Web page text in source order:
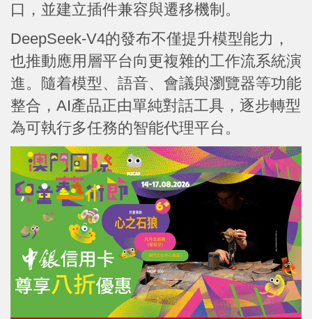
口，並建立插件兼容與遷移機制。
DeepSeek-V4的發布不僅提升模型能力，
也推動應用層平台向更複雜的工作流系統演
進。隨着模型、語音、會議與瀏覽器等功能
整合，AI產品正由單純對話工具，逐步轉型
為可執行多任務的智能代理平台。